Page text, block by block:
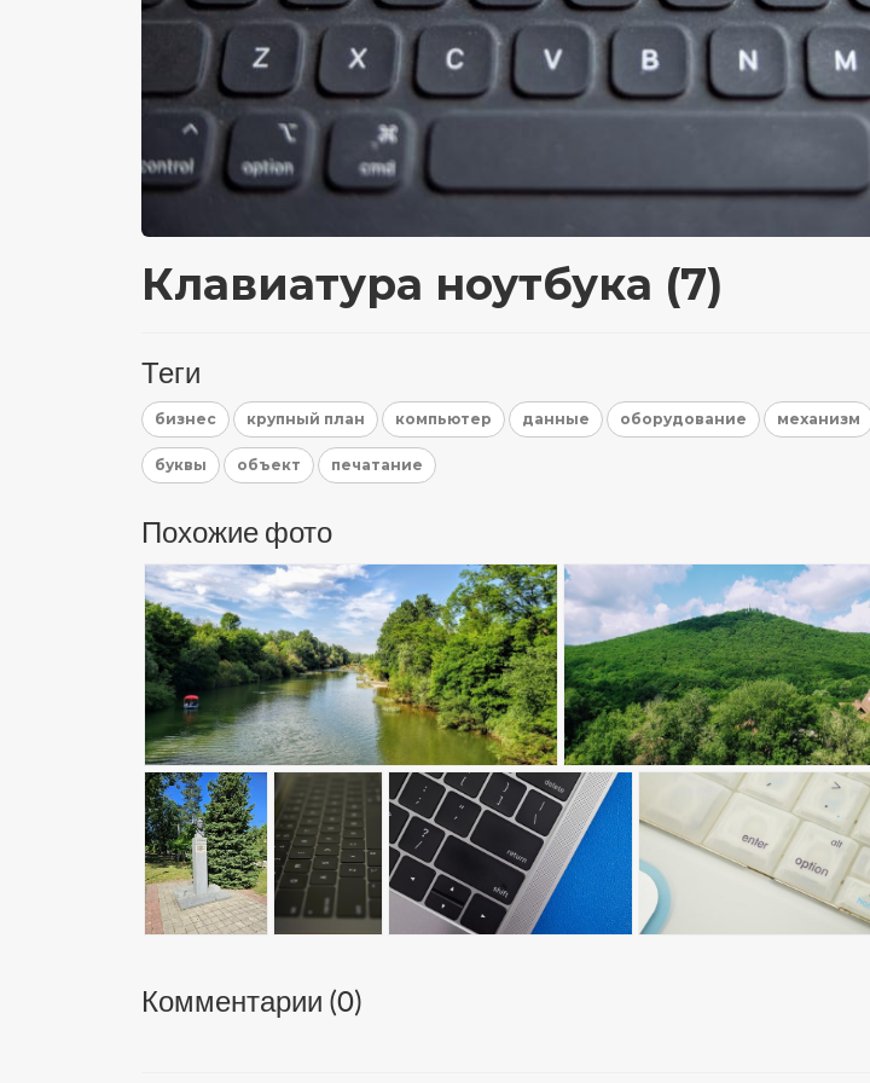
Клавиатура ноутбука (7)
Теги
бизнес крупный план компьютер данные оборудование механизм
буквы объект печатание
Похожие фото
Комментарии (0)